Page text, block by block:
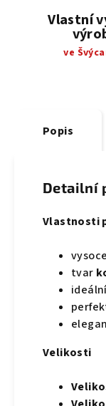
Vlastní
ve
Popis
Detailní
Vlastnosti
tvar
Velikosti